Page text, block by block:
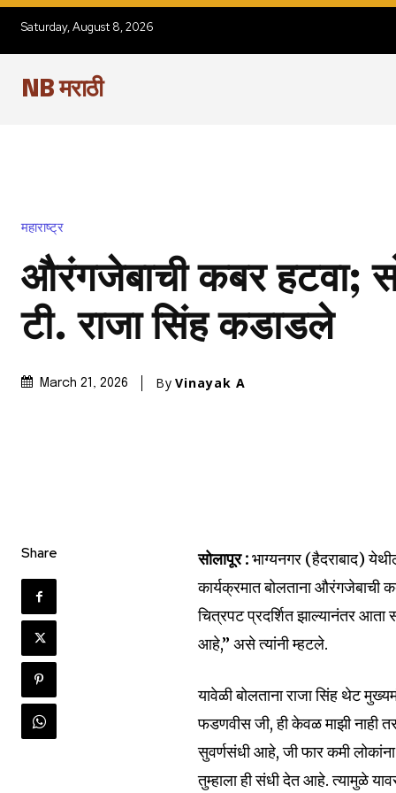
Saturday, August 8, 2026
NB मराठी
महाराष्ट्र
औरंगजेबाची कबर हटवा;
टी. राजा सिंह कडाडले
March 21, 2026 By Vinayak A
Share सोलापूर :भाग्यनगर (हैदराबाद)
कार्यक्रमात बोलताना औरंगजेबाची
चित्रपट प्रदर्शित झाल्यानंतर
आहे,” असे त्यांनी म्हटले.
यावेळी बोलताना राजा सिंह थेट
फडणवीस जी, ही केवळ माझी नाही
सुवर्णसंधी आहे, जी फार कमी
तुम्हाला ही संधी देत आहे. त्यामुळे